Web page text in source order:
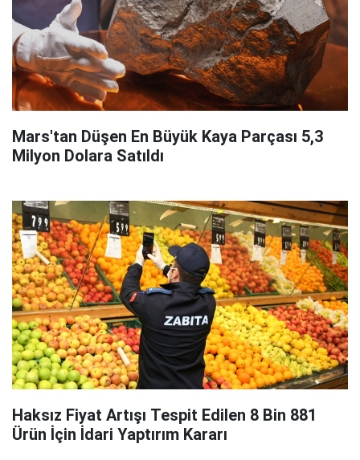
Mars'tan Düşen En Büyük Kaya Parçası 5,3
Milyon Dolara Satıldı
Haksız Fiyat Artışı Tespit Edilen 8 Bin 881
Ürün İçin İdari Yaptırım Kararı